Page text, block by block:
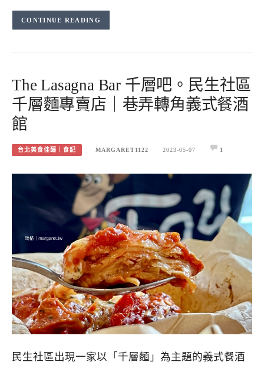
CONTINUE READING
The Lasagna Bar 千層吧。民生社區
千層麵專賣店｜巷弄轉角義式餐酒
館
台北美食佳釀｜食記 MARGARET1122 2023-05-07 1
民生社區出現一家以「千層麵」為主題的義式餐酒